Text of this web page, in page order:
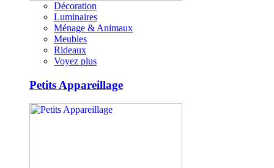
Décoration
Luminaires
Ménage & Animaux
Meubles
Rideaux
Voyez plus
Petits Appareillage